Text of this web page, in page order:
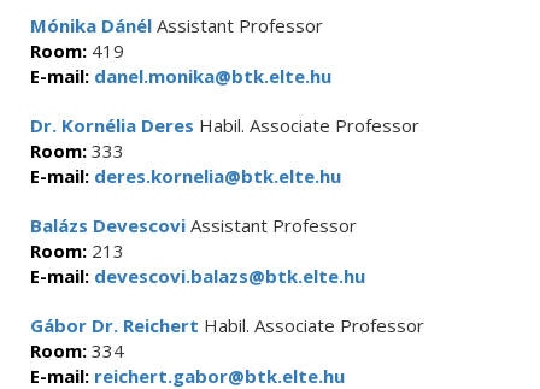
Mónika Dánél Assistant Professor
Room: 419
E-mail: danel.monika@btk.elte.hu
Dr. Kornélia Deres Habil. Associate Professor
Room: 333
E-mail: deres.kornelia@btk.elte.hu
Balázs Devescovi Assistant Professor
Room: 213
E-mail: devescovi.balazs@btk.elte.hu
Gábor Dr. Reichert Habil. Associate Professor
Room: 334
E-mail: reichert.gabor@btk.elte.hu